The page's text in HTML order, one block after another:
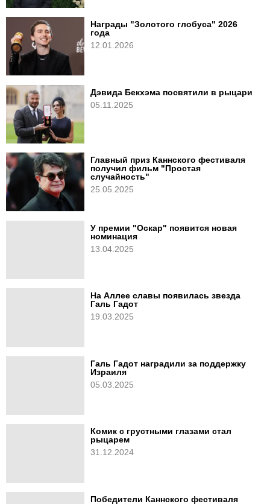
Награды "Золотого глобуса" 2026
года
12.01.2026
Дэвида Бекхэма посвятили в рыцари
05.11.2025
Главный приз Каннского фестиваля
получил фильм "Простая
случайность"
25.05.2025
У премии "Оскар" появится новая
номинация
13.04.2025
На Аллее славы появилась звезда
Галь Гадот
19.03.2025
Галь Гадот наградили за поддержку
Израиля
05.03.2025
Комик с грустными глазами стал
рыцарем
31.12.2024
Победители Каннского фестиваля